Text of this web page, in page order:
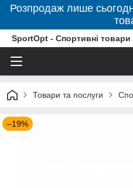
Розпродаж лише
SportOpt - Спортивні товари
Товари та послуги
–19%